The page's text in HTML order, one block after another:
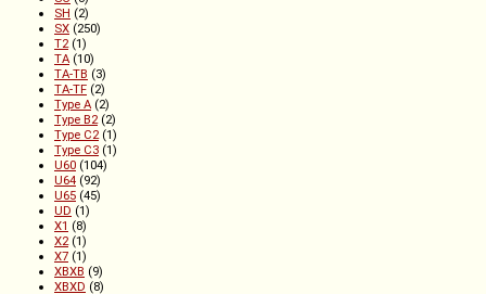
SH (2)
SX (250)
T2(1)
TA (10)
TA-TB (3)
TA-TF (2)
Type A (2)
Type B2(2)
Type C2(1)
Type C3 (1)
U60 (104)
U64 (92)
U65 (45)
UD (1)
X1 (8)
X2(1)
X7 (1)
XBXB (9)
XBXD (8)